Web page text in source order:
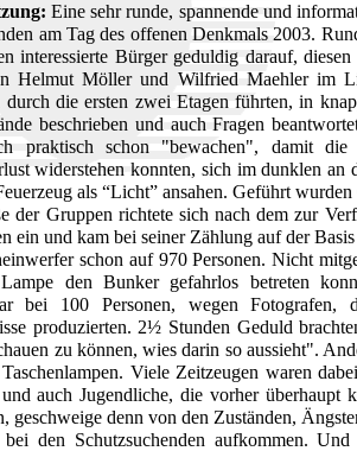
Eine sehr runde, spannende und
am Tag des offenen Denkmals 2003.
interessierte Bürger geduldig darauf,
Helmut Möller und Wilfried Maehler im
durch die ersten zwei Etagen führten, in
beschrieben und auch Fragen
praktisch schon "bewachen", damit die
widerstehen konnten, sich im dunklen an
als “Licht” ansahen. Geführt
der Gruppen richtete sich nach dem zur
ein und kam bei seiner Zählung auf der
schon auf 970 Personen. Nicht
den Bunker gefahrlos betreten
bei 100 Personen, wegen Fotografen,
produzierten. 2½ Stunden Geduld
zu können, wies darin so aussieht".
Viele Zeitzeugen waren
auch Jugendliche, die vorher überhaupt
geschweige denn von den Zuständen,
bei den Schutzsuchenden aufkommen.